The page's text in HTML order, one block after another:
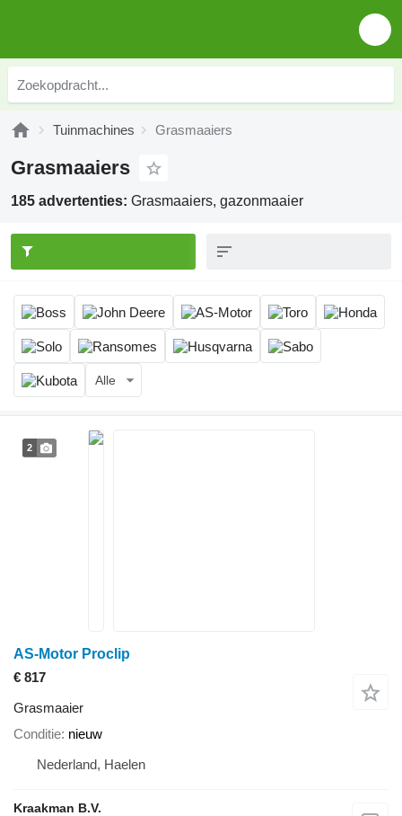
Tuinmachines Grasmaaiers
Grasmaaiers
185 advertenties: Grasmaaiers, gazonmaaier
Alle
2
AS-Motor Proclip
€ 817
Grasmaaier
Conditie nieuw
Nederland, Haelen
Kraakman B.V.